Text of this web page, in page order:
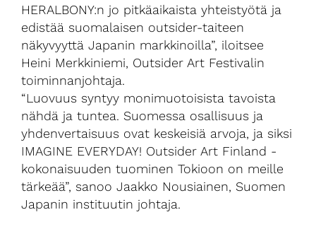
HERALBONY:n jo pitkäaikaista yhteistyötä ja
edistää suomalaisen outsider-taiteen
näkyvyyttä Japanin markkinoilla”, iloitsee
Heini Merkkiniemi, Outsider Art Festivalin
toiminnanjohtaja.
“Luovuus syntyy monimuotoisista tavoista
nähdä ja tuntea. Suomessa osallisuus ja
yhdenvertaisuus ovat keskeisiä arvoja, ja siksi
IMAGINE EVERYDAY! Outsider Art Finland -
kokonaisuuden tuominen Tokioon on meille
tärkeää”, sanoo Jaakko Nousiainen, Suomen
Japanin instituutin johtaja.